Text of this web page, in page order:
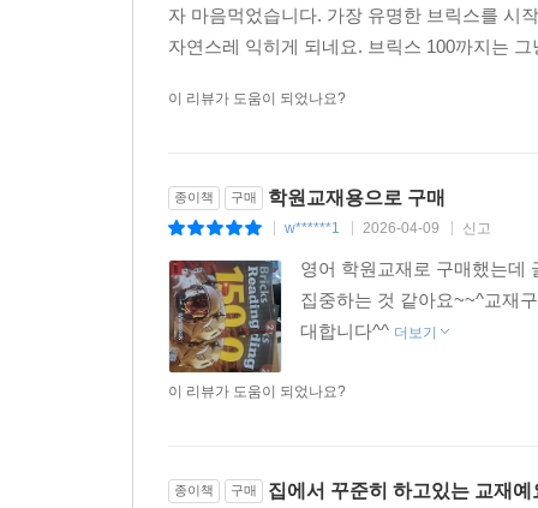
자 마음먹었습니다. 가장 유명한 브릭스를 시
자연스레 익히게 되네요. 브릭스 100까지는
이 리뷰가 도움이 되었나요?
종이책 구매 학원교재용으로 구매
w******1 2026-04-09 신고
영어 학원교재로 구매했는데
집중하는 것 같아요~~^교재
대합니다^^ 더보기
이 리뷰가 도움이 되었나요?
종이책 구매 집에서 꾸준히 하고있는 교재예